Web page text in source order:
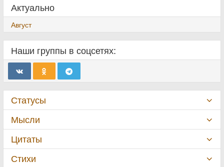
Актуально
Август
Наши группы в соцсетях:
Статусы
Мысли
Цитаты
Стихи